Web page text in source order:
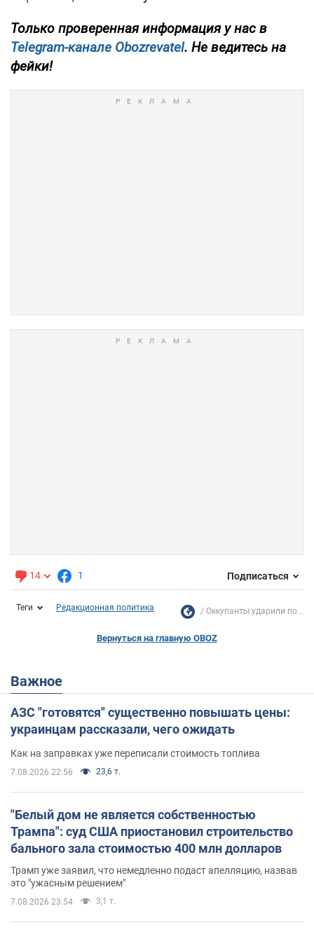
Только проверенная информация у нас в
Telegram-канале Obozrevatel. Не ведитесь на
фейки!
14 1 Подписаться
Теги Редакционная политика Оккупанты ударили по...
Вернуться на главную OBOZ
Важное
АЗС "готовятся" существенно повышать цены:
украинцам рассказали, чего ожидать
Как на заправках уже переписали стоимость топлива
7.08.2026 22:56 23,6 т.
"Белый дом не является собственностью
Трампа": суд США приостановил строительство
бального зала стоимостью 400 млн долларов
Трамп уже заявил, что немедленно подаст апелляцию, назвав
это "ужасным решением"
7.08.2026 23:54 3,1 т.